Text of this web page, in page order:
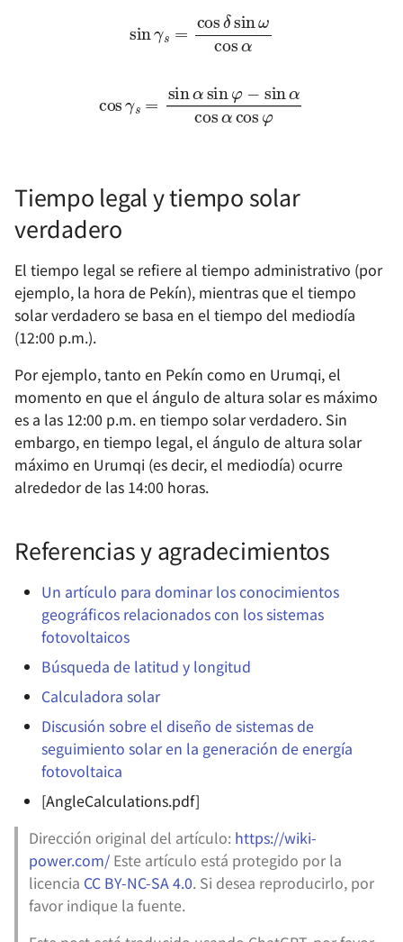
在浏览器上运行
VSCode（旧）
Cómo configurar la
ejecución automática de
Cómo armar una
computadora
imágenes del equipo
Construcción de la Base
Eliminar una carpeta
específica de un
Personalización de
Acelera tu servicio de
con Vercel
Doxygen
AltiumDesigner 安装库文
Configuración de Oh My
Zsh en CentOS
Cómo crear rápidamente
un disco de arranque
Instalación y
de Node.js y npm en
cosδsinωcos
αsinφ−sin cosαcos
φ
Tiempo legal y tiempo solar
verdadero
El tiempo legal se refiere al tiempo administrativo (por
ejemplo, la hora de Pekín), mientras que el tiempo
solar verdadero se basa en el tiempo del mediodía
(12:00 p.m.).
Por ejemplo, tanto en Pekín como en Urumqi, el
momento en que el ángulo de altura solar es máximo
es a las 12:00 p.m. en tiempo solar verdadero. Sin
embargo, en tiempo legal, el ángulo de altura solar
máximo en Urumqi (es decir, el mediodía) ocurre
alrededor de las 14:00 horas.
Referencias y agradecimientos
Un artículo para dominar los conocimientos
geográficos relacionados con los sistemas
fotovoltaicos
Búsqueda de latitud y longitud
Calculadora solar
Discusión sobre el diseño de sistemas de
seguimiento solar en la generación de energía
fotovoltaica
[AngleCalculations.pdf]
Dirección original del artículo: https://wiki-
power.com/ Este artículo está protegido por la
licencia CC BY-NC-SA 4.0. Si desea reproducirlo, por
favor indique la fuente.